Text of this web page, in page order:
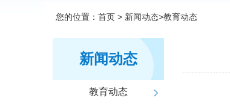
您的位置： 首页 > 新闻动态>教育动态
新闻动态
教育动态